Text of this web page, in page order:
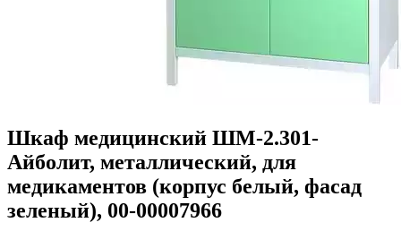
Шкаф медицинский ШМ-2.301-
Айболит, металлический, для
медикаментов (корпус белый, фасад
зеленый), 00-00007966